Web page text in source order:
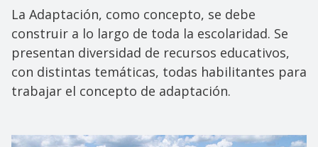
La Adaptación, como concepto, se debe
construir a lo largo de toda la escolaridad. Se
presentan diversidad de recursos educativos,
con distintas temáticas, todas habilitantes para
trabajar el concepto de adaptación.